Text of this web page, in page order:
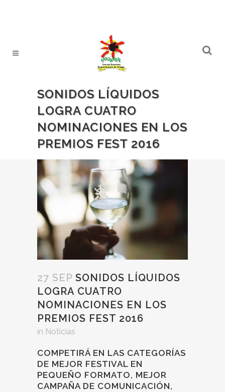
SONIDOS LÍQUIDOS
LOGRA CUATRO
NOMINACIONES EN LOS
PREMIOS FEST 2016
27 SEP SONIDOS LÍQUIDOS
LOGRA CUATRO
NOMINACIONES EN LOS
PREMIOS FEST 2016
in Noticias
COMPETIRÁ EN LAS CATEGORÍAS
DE MEJOR FESTIVAL EN
PEQUEÑO FORMATO, MEJOR
CAMPAÑA DE COMUNICACIÓN,